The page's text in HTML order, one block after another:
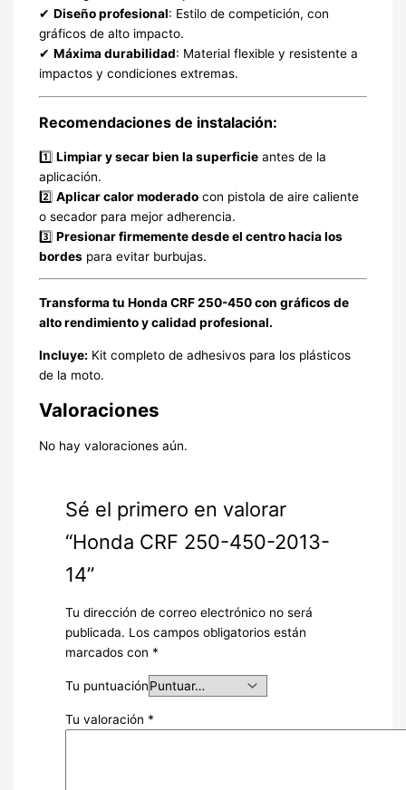
✔ Diseño profesional: Estilo de competición, con
gráficos de alto impacto.
✔ Máxima durabilidad: Material flexible y resistente a
impactos y condiciones extremas.
Recomendaciones de instalación:
1️⃣ Limpiar y secar bien la superficieantes de la
aplicación.
2️⃣ Aplicar calor moderadocon pistola de aire caliente
o secador para mejor adherencia.
3️⃣ Presionar firmemente desde el centro hacia los
bordespara evitar burbujas.
Transforma tu Honda CRF 250-450 con gráficos de
alto rendimiento y calidad profesional.
Incluye: Kit completo de adhesivos para los plásticos
de la moto.
Valoraciones
No hay valoraciones aún.
Sé el primero en valorar
“Honda CRF 250-450-2013-
14”
Tu dirección de correo electrónico no será
publicada. Los campos obligatorios están
marcados con *
Tu puntuación
Tu valoración *